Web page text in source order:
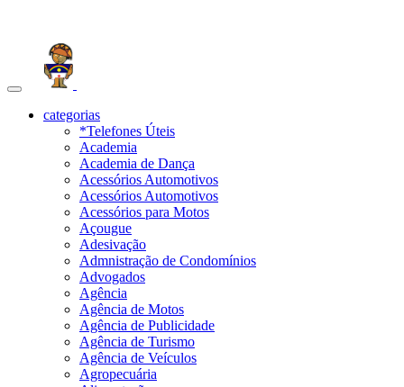
Toggle
navigationcategorias
*Telefones Úteis
Academia
Academia de Dança
Acessórios Automotivos
Acessórios Automotivos
Acessórios para Motos
Açougue
Adesivação
Admnistração de Condomínios
Advogados
Agência
Agência de Motos
Agência de Publicidade
Agência de Turismo
Agência de Veículos
Agropecuária